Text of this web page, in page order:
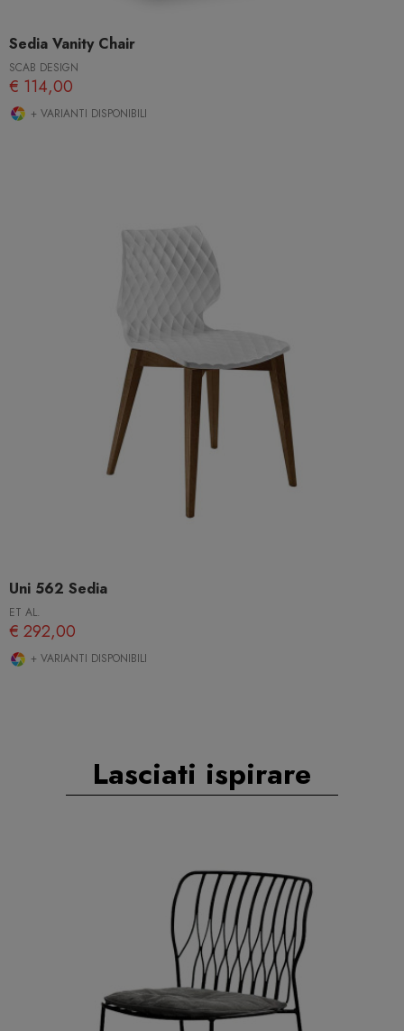
Sedia Vanity Chair
SCAB DESIGN
€ 114,00
+ VARIANTI DISPONIBILI
Uni 562 Sedia
ET AL.
€ 292,00
+ VARIANTI DISPONIBILI
Lasciati ispirare